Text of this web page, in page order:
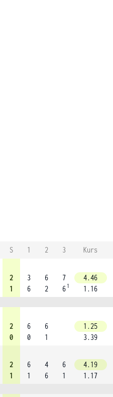
S 1 2 3
Kurs
2
1
3
6
6
2
7
6 1
4.46
1.16
2
0
6
0
6
1
1.25
3.39
2
1
6
1
4
6
6
1
4.19
1.17